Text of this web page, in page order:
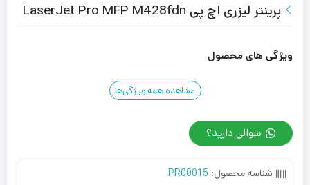
پرینتر لیزری اچ‌ پی LaserJet Pro MFP M428fdn
ویژگی های محصول
مشاهده همه ویژگی‌ها
سوالی دارید؟
شناسه محصول: PR00015